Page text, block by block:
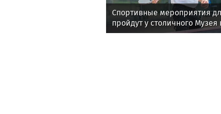
Спортивные мероприятия
пройдут у столичного
августе